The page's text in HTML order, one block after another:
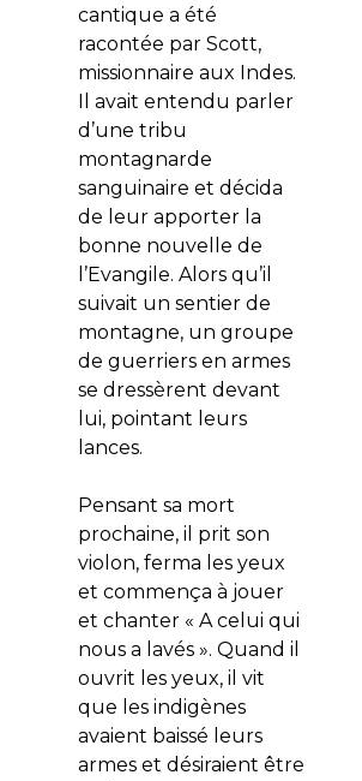
cantique a été
racontée par Scott,
missionnaire aux Indes.
Il avait entendu parler
d’une tribu
montagnarde
sanguinaire et décida
de leur apporter la
bonne nouvelle de
l’Evangile. Alors qu’il
suivait un sentier de
montagne, un groupe
de guerriers en armes
se dressèrent devant
lui, pointant leurs
lances.
Pensant sa mort
prochaine, il prit son
violon, ferma les yeux
et commença à jouer
et chanter « A celui qui
nous a lavés ». Quand il
ouvrit les yeux, il vit
que les indigènes
avaient baissé leurs
armes et désiraient être